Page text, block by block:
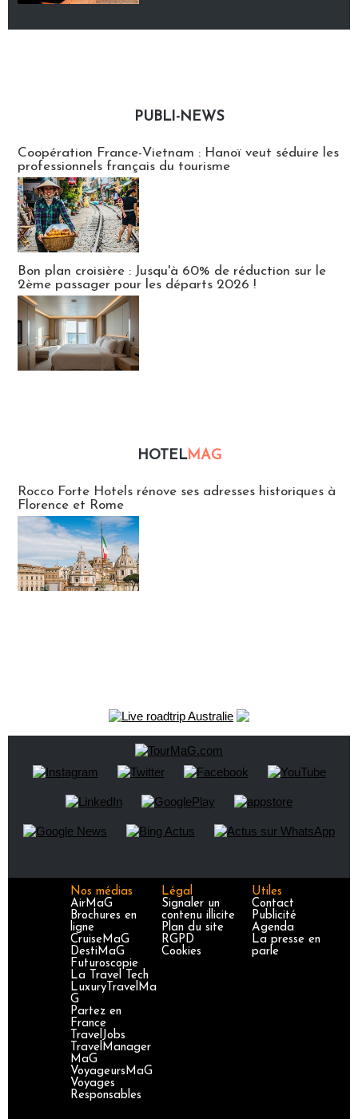
PUBLI-NEWS
Coopération France-Vietnam : Hanoï veut séduire les
professionnels français du tourisme
Bon plan croisière : Jusqu'à 60% de réduction sur le
2ème passager pour les départs 2026 !
HOTELMAG
Rocco Forte Hotels rénove ses adresses historiques à
Florence et Rome
Nos médias
AirMaG
Brochures en
ligne
CruiseMaG
DestiMaG
Futuroscopie
La Travel Tech
LuxuryTravelMa
G
Partez en
France
TravelJobs
TravelManager
MaG
VoyageursMaG
Voyages
Responsables
Légal
Signaler un
contenu illicite
Plan du site
RGPD
Cookies
Utiles
Contact
Publicité
Agenda
La presse en
parle